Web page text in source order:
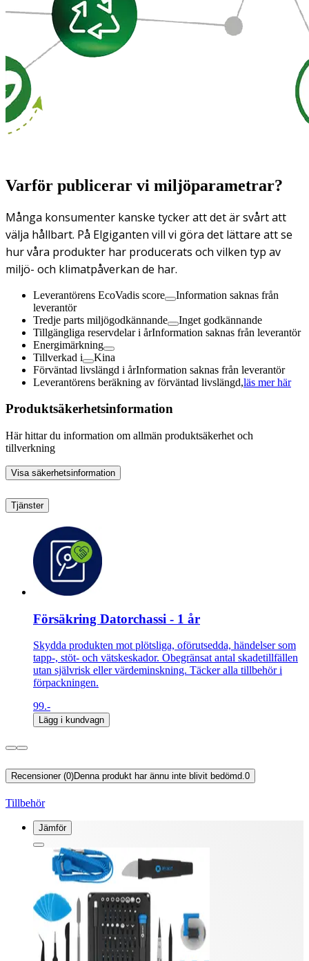
Varför publicerar vi miljöparametrar?
Många konsumenter kanske tycker att det är svårt att
välja hållbart. På Elgiganten vill vi göra det lättare att se
hur våra produkter har producerats och vilken typ av
miljö- och klimatpåverkan de har.
Leverantörens EcoVadis score
Information saknas från
leverantör
Tredje parts miljögodkännande
Inget godkännande
Tillgängliga reservdelar i årInformation saknas från leverantör
Energimärkning
Tillverkad i
Kina
Förväntad livslängd i årInformation saknas från leverantör
Leverantörens beräkning av förväntad livslängd,läs mer här
Produktsäkerhetsinformation
Här hittar du information om allmän produktsäkerhet och
tillverkning
Visa säkerhetsinformation
Tjänster
Försäkring Datorchassi - 1 år
Skydda produkten mot plötsliga, oförutsedda, händelser som
tapp-, stöt- och vätskeskador. Obegränsat antal skadetillfällen
utan självrisk eller värdeminskning. Täcker alla tillbehör i
förpackningen.
99.-
Lägg i kundvagn
Recensioner (0)Denna produkt har ännu inte blivit bedömd.0
Tillbehör
Jämför